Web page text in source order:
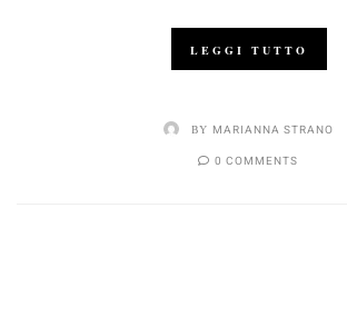
LEGGI TUTTO
BY MARIANNA STRANO
0 COMMENTS